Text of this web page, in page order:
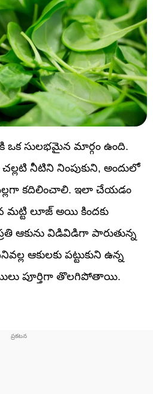
ఒక సులభమైన మార్గం ఉంది.
నీటిని నింపుకుని, అందులో
కదిలించాలి. ఇలా చేయడం
మట్టి లూజ్ అయి కిందకు
ఆకును విడివిడిగా పారుతున్న
ఆకులకు పట్టుకుని ఉన్న
పూర్తిగా తొలగిపోతాయి.